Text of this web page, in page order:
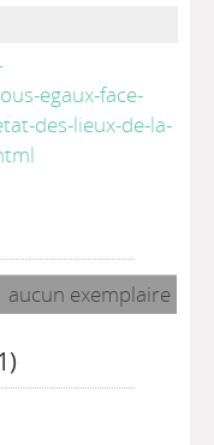
egaux-face-
des-lieux-de-la-
aucun exemplaire